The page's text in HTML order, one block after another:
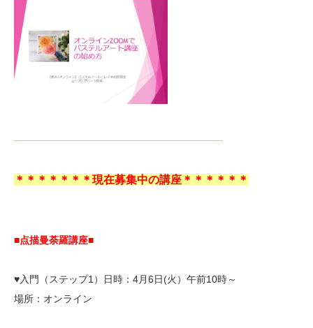
—————————————————————-
＊＊＊＊＊＊＊現在募集中の講座＊＊＊＊＊＊
■点描曼荼羅講座■
♥入門（ステップ1）日時：4月6日(火）午前10時～
場所：オンライン